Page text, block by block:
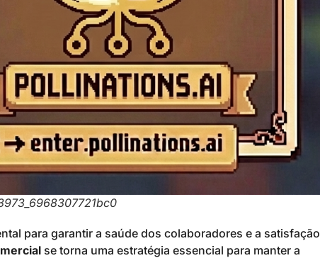
para garantir a saúde dos colaboradores e a satisfação
se torna uma estratégia essencial para manter a